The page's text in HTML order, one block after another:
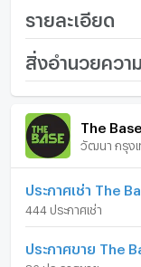
- เตาปรุงอาหาร
- เครื่องซักผ้า
- เตาไมโครเวฟ
มัดจำ 2 เดือน ล่วงห
สัญญาขั้นต่ำ 1 ปี
สิ่งอำนวยความสะดว
รายละเอียด
ชื่อโครงการ
เงินมัดจำ/ประกัน
รูปแบบห้อง
สิ่งอำนวยควา
ภายในห้อง
เฟอร์นิเจอร์
โทรศัพท์บ้าน
เครื่องทำน้ำร้
The
วัฒนา กรุง
444 ประกาศเช่า